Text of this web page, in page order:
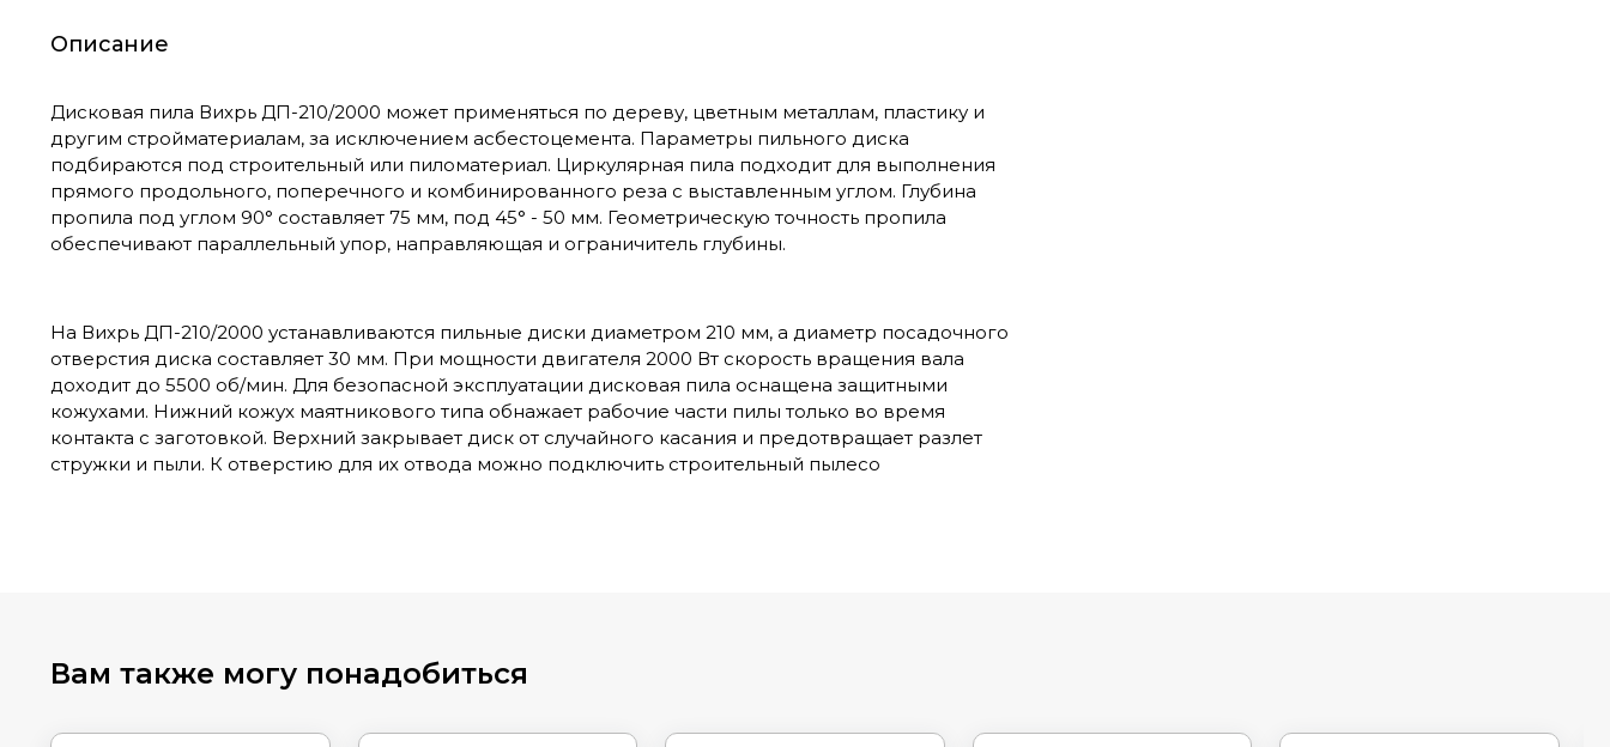
Описание
Дисковая пила Вихрь ДП-210/2000 может применяться по дереву, цветным металлам, пластику и
другим стройматериалам, за исключением асбестоцемента. Параметры пильного диска
подбираются под строительный или пиломатериал. Циркулярная пила подходит для выполнения
прямого продольного, поперечного и комбинированного реза с выставленным углом. Глубина
пропила под углом 90° составляет 75 мм, под 45° - 50 мм. Геометрическую точность пропила
обеспечивают параллельный упор, направляющая и ограничитель глубины.
На Вихрь ДП-210/2000 устанавливаются пильные диски диаметром 210 мм, а диаметр посадочного
отверстия диска составляет 30 мм. При мощности двигателя 2000 Вт скорость вращения вала
доходит до 5500 об/мин. Для безопасной эксплуатации дисковая пила оснащена защитными
кожухами. Нижний кожух маятникового типа обнажает рабочие части пилы только во время
контакта с заготовкой. Верхний закрывает диск от случайного касания и предотвращает разлет
стружки и пыли. К отверстию для их отвода можно подключить строительный пылесо
Вам также могу понадобиться